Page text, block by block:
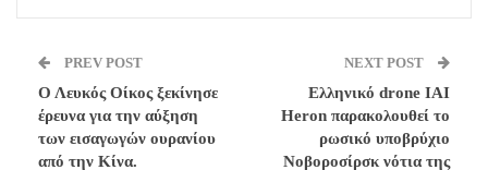
PREV POST
Ο Λευκός Οίκος ξεκίνησε
έρευνα για την αύξηση
των εισαγωγών ουρανίου
από την Κίνα.
NEXT POST
Ελληνικό drone IAI
Heron παρακολουθεί το
ρωσικό υποβρύχιο
Νοβοροσίρσκ νότια της